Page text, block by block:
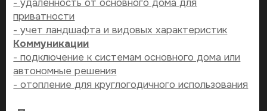
Выезд на участок -
оценка рельефа, освещенности и
оптимального расположения
СО ВСЕМИ НАШИМ УСЛУГАМИ
ВЫ СМОЖЕТЕ ОЗНАКОМИТЬСЯ